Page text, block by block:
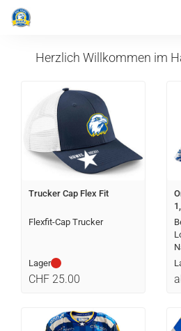
Herzlich Willkommen im
Trucker Cap Flex Fit
Flexfit-Cap Trucker
Lager
CHF 25.00